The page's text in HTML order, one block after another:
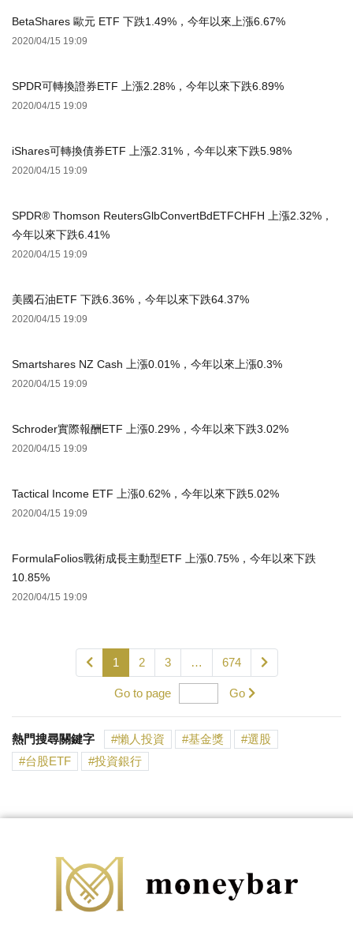
BetaShares 歐元 ETF 下跌1.49%，今年以來上漲6.67%
2020/04/15 19:09
SPDR可轉換證券ETF 上漲2.28%，今年以來下跌6.89%
2020/04/15 19:09
iShares可轉換債券ETF 上漲2.31%，今年以來下跌5.98%
2020/04/15 19:09
SPDR® Thomson ReutersGlbConvertBdETFCHFH 上漲2.32%，
今年以來下跌6.41%
2020/04/15 19:09
美國石油ETF 下跌6.36%，今年以來下跌64.37%
2020/04/15 19:09
Smartshares NZ Cash 上漲0.01%，今年以來上漲0.3%
2020/04/15 19:09
Schroder實際報酬ETF 上漲0.29%，今年以來下跌3.02%
2020/04/15 19:09
Tactical Income ETF 上漲0.62%，今年以來下跌5.02%
2020/04/15 19:09
FormulaFolios戰術成長主動型ETF 上漲0.75%，今年以來下跌
10.85%
2020/04/15 19:09
1 2 3 … 674
Go to page Go
熱門搜尋關鍵字 懶人投資 基金獎
選股
台股ETF
投資銀行